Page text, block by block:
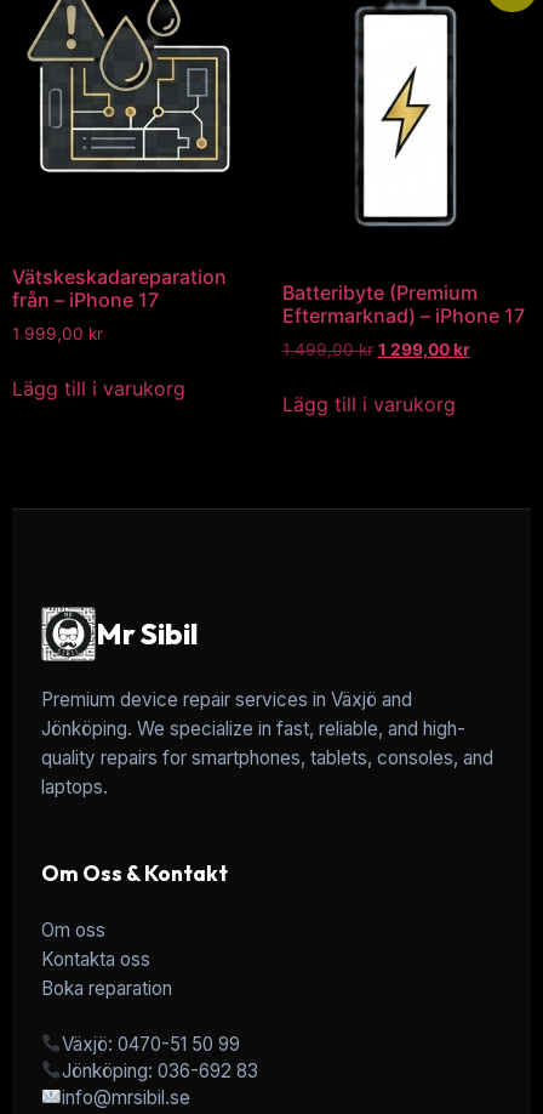
Vätskeskadareparation
från – iPhone 17
1 999,00 kr
Lägg till i varukorg
Batteribyte (Premium
Eftermarknad) – iPhone 17
1 499,00kr 1 299,00kr
Lägg till i varukorg
Mr Sibil
Premium device repair services in Växjö and
Jönköping. We specialize in fast, reliable, and high-
quality repairs for smartphones, tablets, consoles, and
laptops.
Om Oss & Kontakt
Om oss
Kontakta oss
Boka reparation
Växjö: 0470-51 50 99
Jönköping: 036-692 83
info@mrsibil.se